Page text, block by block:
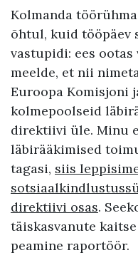
Kolmanda
õhtul, kuid tööpäev
vastupidi: ees
meelde, et nii
Euroopa Komisjoni
kolmepoolseid
direktiivi üle. Minu
läbirääkimised
tagasi, siis
direktiivi osas.
täiskasvanute
peamine raportöör.